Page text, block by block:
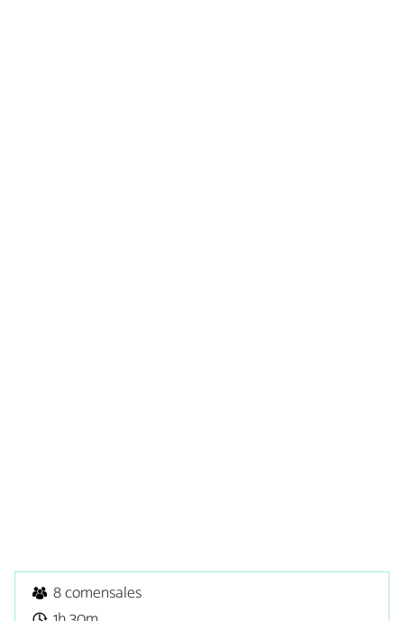
8 comensales